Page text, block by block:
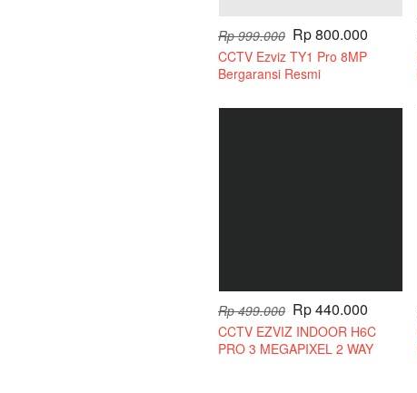
Rp 999.000 Rp 800.000
CCTV Ezviz TY1 Pro 8MP
Bergaransi Resmi
Rp 499.000 Rp 440.000
CCTV EZVIZ INDOOR H6C
PRO 3 MEGAPIXEL 2 WAY